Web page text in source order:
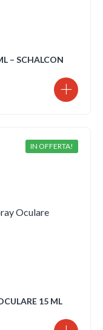
– SCHALCON
IN OFFERTA!
15 ML